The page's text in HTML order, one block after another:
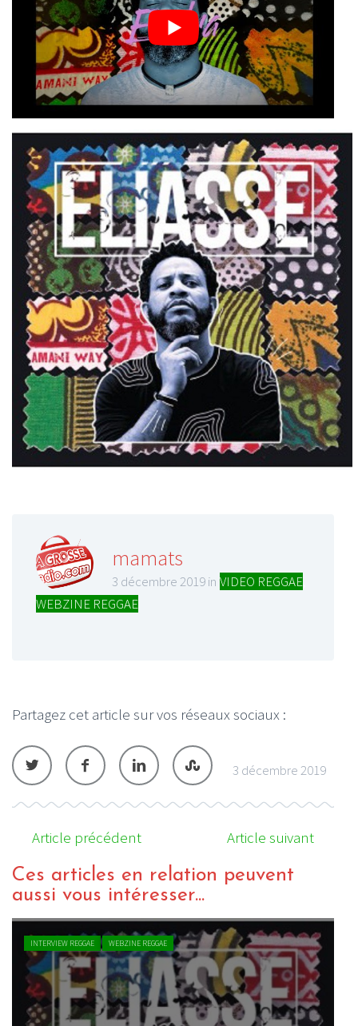
mamats
3 décembre 2019 in VIDEO REGGAE
WEBZINE REGGAE
Partagez cet article sur vos réseaux sociaux :
3 décembre 2019
Article précédent Article suivant
Ces articles en relation peuvent
aussi vous intéresser...
INTERVIEW REGGAE WEBZINE REGGAE